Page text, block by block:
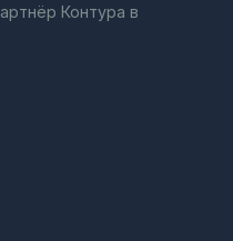
Контура в